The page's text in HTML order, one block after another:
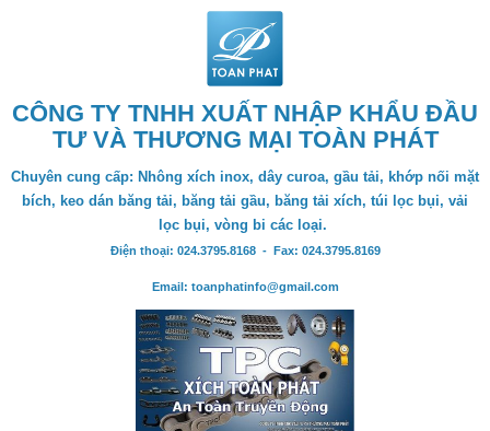
CÔNG TY TNHH XUẤT NHẬP KHẨU ĐẦU
TƯ VÀ THƯƠNG MẠI TOÀN PHÁT
Chuyên cung cấp: Nhông xích inox, dây curoa, gầu tải, khớp nối mặt
bích, keo dán băng tải, băng tải gầu, băng tải xích, túi lọc bụi, vải
lọc bụi, vòng bi các loại.
Điện thoại: 024.3795.8168 - Fax: 024.3795.8169
Email: toanphatinfo@gmail.com